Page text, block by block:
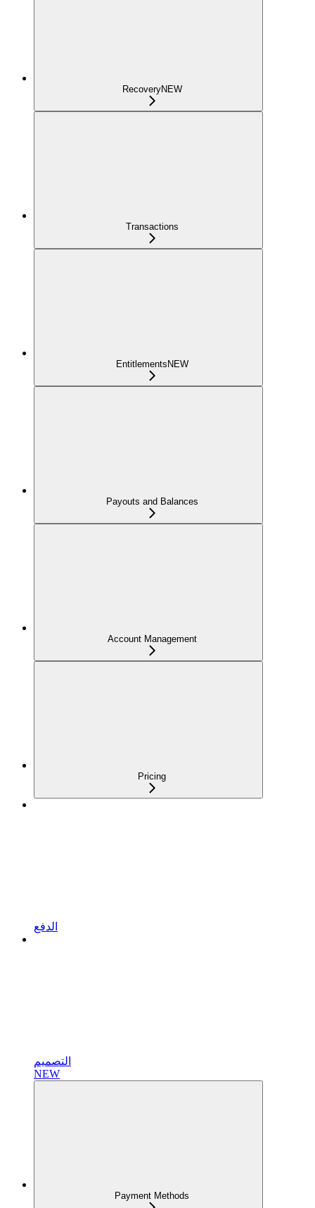
RecoveryNEW
Transactions
EntitlementsNEW
Payouts and Balances
Account Management
Pricing
الدفع
التصميم
NEW
Payment Methods